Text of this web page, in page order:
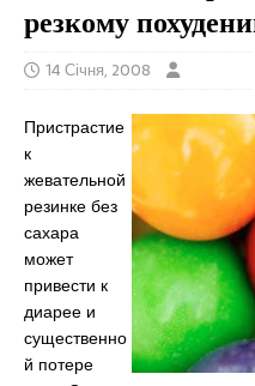
резкому
14 Січня, 2008
Пристрастие
к
жевательной
резинке без
сахара
может
привести к
диарее и
существенно
й потере